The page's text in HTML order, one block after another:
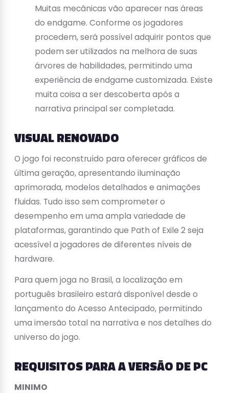
Muitas mecânicas vão aparecer nas áreas
do endgame. Conforme os jogadores
procedem, será possível adquirir pontos que
podem ser utilizados na melhora de suas
árvores de habilidades, permitindo uma
experiência de endgame customizada. Existe
muita coisa a ser descoberta após a
narrativa principal ser completada.
VISUAL RENOVADO
O jogo foi reconstruído para oferecer gráficos de
última geração, apresentando iluminação
aprimorada, modelos detalhados e animações
fluidas. Tudo isso sem comprometer o
desempenho em uma ampla variedade de
plataformas, garantindo que Path of Exile 2 seja
acessível a jogadores de diferentes níveis de
hardware.
Para quem joga no Brasil, a localização em
português brasileiro estará disponível desde o
lançamento do Acesso Antecipado, permitindo
uma imersão total na narrativa e nos detalhes do
universo do jogo.
REQUISITOS PARA A VERSÃO DE PC
MINIMO